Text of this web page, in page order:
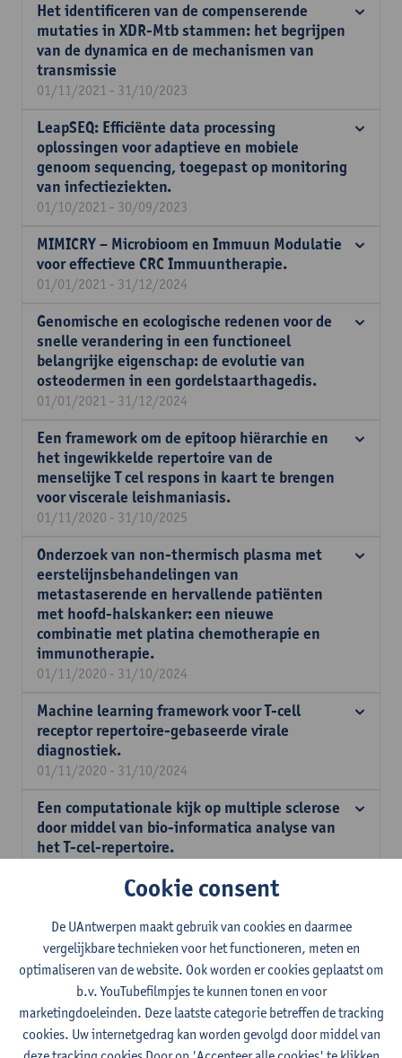
Het identificeren van de compenserende
mutaties in XDR-Mtb stammen: het begrijpen
van de dynamica en de mechanismen van
transmissie
01/11/2021 - 31/10/2023
LeapSEQ: Efficiënte data processing
oplossingen voor adaptieve en mobiele
genoom sequencing, toegepast op monitoring
van infectieziekten.
01/10/2021 - 30/09/2023
MIMICRY – Microbioom en Immuun Modulatie
voor effectieve CRC Immuuntherapie.
01/01/2021 - 31/12/2024
Genomische en ecologische redenen voor de
snelle verandering in een functioneel
belangrijke eigenschap: de evolutie van
osteodermen in een gordelstaarthagedis.
01/01/2021 - 31/12/2024
Een framework om de epitoop hiërarchie en
het ingewikkelde repertoire van de
menselijke T cel respons in kaart te brengen
voor viscerale leishmaniasis.
01/11/2020 - 31/10/2025
Onderzoek van non-thermisch plasma met
eerstelijnsbehandelingen van
metastaserende en hervallende patiënten
met hoofd-halskanker: een nieuwe
combinatie met platina chemotherapie en
immunotherapie.
01/11/2020 - 31/10/2024
Machine learning framework voor T-cell
receptor repertoire-gebaseerde virale
diagnostiek.
01/11/2020 - 31/10/2024
Een computationale kijk op multiple sclerose
door middel van bio-informatica analyse van
het T-cel-repertoire.
XDR-Mtb stammen: het begrijpen van de
dynamica en de mechanismen van
transmissie.
01/11/2020 - 31/10/2021
Celluloepidemiologie: genereren en
modelleren van SARS-COV-2 specifieke T-cel
Cookie consent
De UAntwerpen maakt gebruik van cookies en daarmee
vergelijkbare technieken voor het functioneren, meten en
optimaliseren van de website. Ook worden er cookies geplaatst om
b.v. YouTubefilmpjes te kunnen tonen en voor
marketingdoeleinden. Deze laatste categorie betreffen de tracking
cookies. Uw internetgedrag kan worden gevolgd door middel van